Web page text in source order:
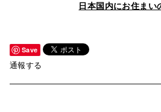
日本国内にお住まい
Save
通報する